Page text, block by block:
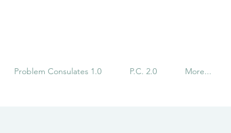
Problem Consulates 1.0 P.C. 2.0 More...